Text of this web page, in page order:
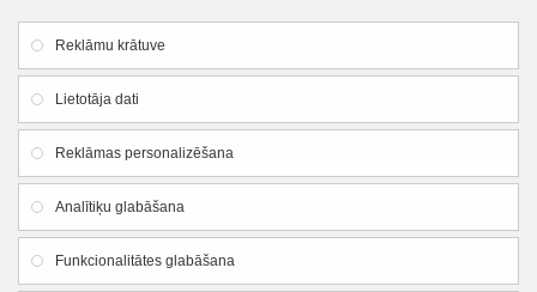
Atteikuma veidlapa
Firmas rekvizīti
SIA "Lauku apgāds un meliorācija"
Reg. Nr.:44103005426
PVN reg. Nr.:LV44103005426
Reklāmu krātuve
Lietotāja dati
Reklāmas personalizēšana
Analītiķu glabāšana
Funkcionalitātes glabāšana